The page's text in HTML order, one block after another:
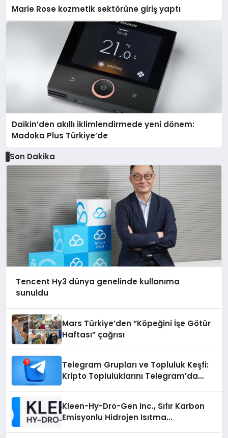
Marie Rose kozmetik sektörüne giriş yaptı
Daikin’den akıllı iklimlendirmede yeni dönem:
Madoka Plus Türkiye’de
Son Dakika
Tencent Hy3 dünya genelinde kullanıma
sunuldu
Mars Türkiye’den “Köpeğini İşe Götür
Haftası” çağrısı
Telegram Grupları ve Topluluk Keşfi:
Kripto Topluluklarını Telegram’da
Kleen-Hy-Dro-Gen Inc., Sıfır Karbon
Emisyonlu Hidrojen Isıtma